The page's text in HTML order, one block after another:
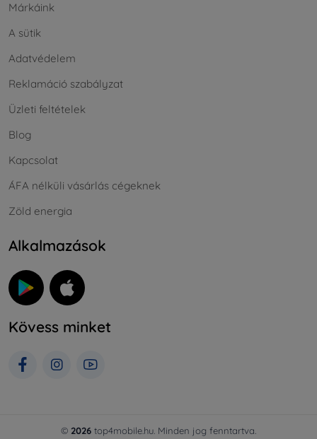
Márkáink
A sütik
Adatvédelem
Reklamáció szabályzat
Üzleti feltételek
Blog
Kapcsolat
ÁFA nélküli vásárlás cégeknek
Zöld energia
Alkalmazások
Kövess minket
© 2026 top4mobile.hu. Minden jog fenntartva.